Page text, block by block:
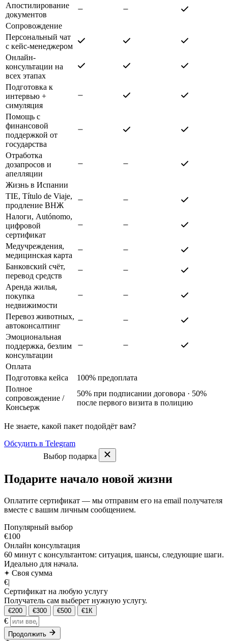
Апостилирование
документов
Сопровождение
Персональный чат
с кейс-менеджером
Онлайн-
консультации на
всех этапах
Подготовка к
интервью +
симуляция
Помощь с
финансовой
поддержкой от
государства
Отработка
дозапросов и
апелляции
Жизнь в Испании
TIE, Título de Viaje,
продление ВНЖ
Налоги, Autónomo,
цифровой
сертификат
Медучреждения,
медицинская карта
Банковский счёт,
перевод средств
Аренда жилья,
покупка
недвижимости
Перевоз животных,
автоконсалтинг
Эмоциональная
поддержка, безлим
консультации
Оплата
Подготовка кейса
100% предоплата
Полное
сопровождение /
Консьерж
50% при подписании договора · 50%
после первого визита в полицию
Не знаете, какой пакет подойдёт вам?
Обсудить в Telegram
Выбор подарка
Подарите начало новой жизни
Оплатите сертификат — мы отправим его на email получателя
вместе с вашим личным сообщением.
Популярный выбор
€100
Онлайн консультация
60 минут с консультантом: ситуация, шансы, следующие шаги.
Идеально для начала.
Своя сумма
€|
Сертификат на любую услугу
Получатель сам выберет нужную услугу.
€200 €300 €500 €1К
€
Продолжить